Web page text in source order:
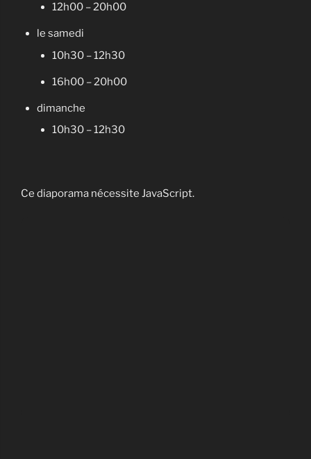
12h00 – 20h00
le samedi
10h30 – 12h30
16h00 – 20h00
dimanche
10h30 – 12h30
Ce diaporama nécessite JavaScript.